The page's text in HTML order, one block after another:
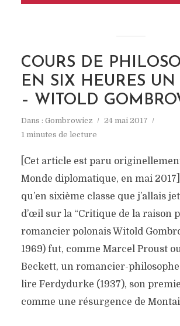
COURS DE
EN SIX HEURES UN
– WITOLD
Dans : Gombrowicz
24 mai 2017
1 minutes de lecture
[Cet article est paru
Monde diplomatique, en mai
qu’en sixième classe que j’allais
d’œil sur la “Critique de la raison
romancier polonais Witold
1969) fut, comme Marcel Proust
Beckett, un romancier-
lire Ferdydurke (1937), son
comme une résurgence de